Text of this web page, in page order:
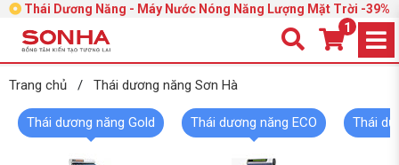
Thái Dương Năng - Máy Nước Nóng Năng Lượng Mặt Trời -39%
1
Trang chủ / Thái dương năng Sơn Hà
Thái dương năng Gold Thái dương năng ECO Thái